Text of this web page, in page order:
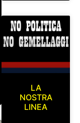
LA
NOSTRA
LINEA